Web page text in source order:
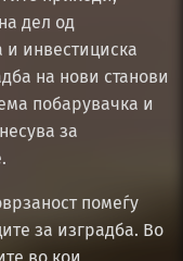
дел од
и инвестициска
на нови станови
побарувачка и
за
помеѓу
за изградба. Во
во кои